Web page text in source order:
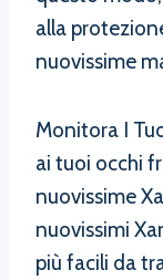
alla
nuovissime
Monitora I
ai tuoi occhi
nuovissime
nuovissimi
più facili da